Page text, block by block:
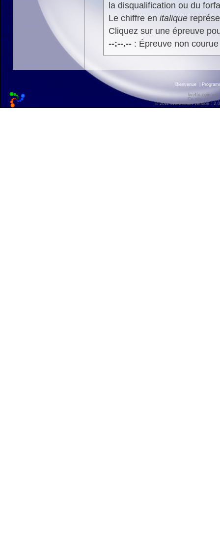
la disqualification ou du
Le chiffre en italique
Cliquez sur une épreuve
--:--.--: Épreuve non
Bienvenue
liveffn.com est
Ce site
© 2011 liveffn.com version :